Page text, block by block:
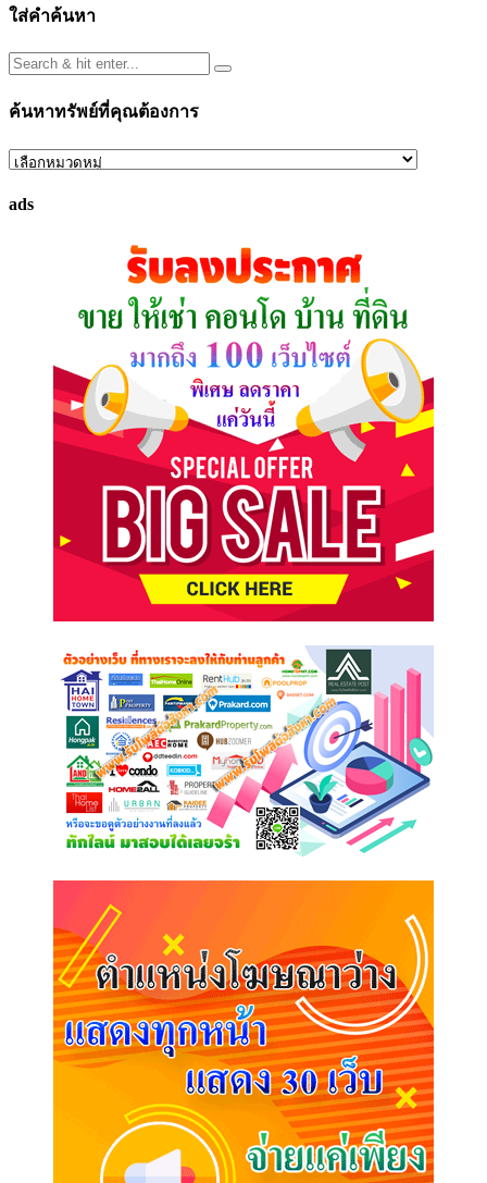
ใส่คำค้นหา
ค้นหาทรัพย์ที่คุณต้องการ
ค้นหา
ที่
ads